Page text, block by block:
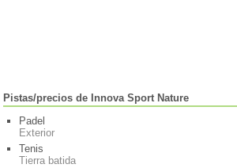
Pistas/precios de Innova Sport Nature
Padel
Exterior
Tenis
Tierra batida